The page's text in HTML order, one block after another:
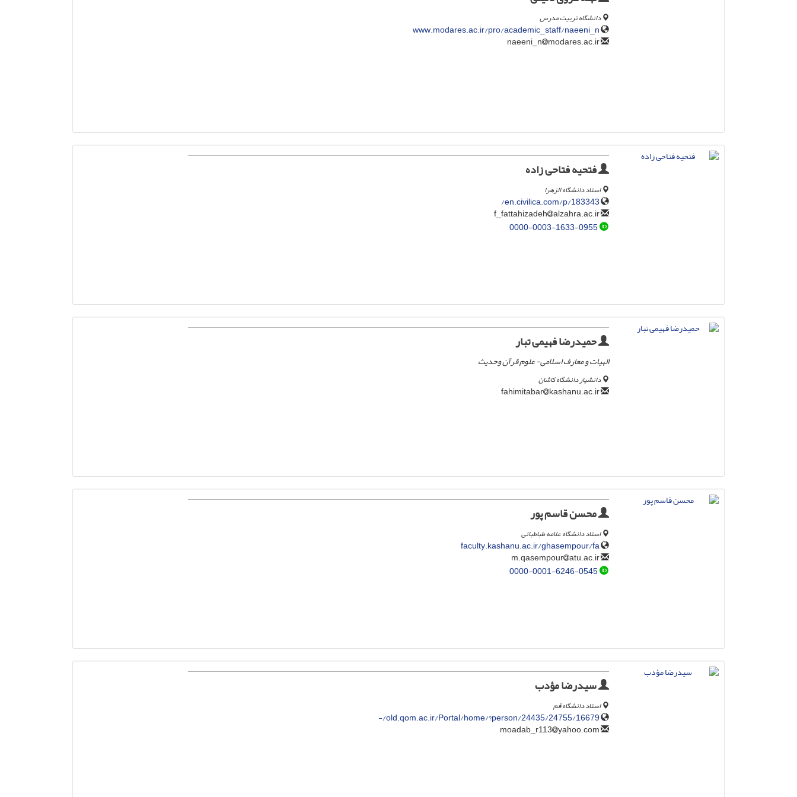
دانشگاه تربیت مدرس
www.modares.ac.ir/pro/academic_staff/naeeni_n
modares.ac.ir
فتحیه فتاحی زاده
استاد دانشگاه الزهرا
en.civilica.com/p/183343/
alzahra.ac.ir
0000-0003-1633-0955
حمیدرضا فهیمی تبار
الهیات و معارف اسلامی- علوم قرآن وحدیث
دانشیار دانشگاه کاشان
kashanu.ac.ir
محسن قاسم پور
استاد دانشگاه علامه طباطبائی
faculty.kashanu.ac.ir/ghasempour/fa
atu.ac.ir
0000-0001-6246-0545
سیدرضا مؤدب
استاد دانشگاه قم
old.qom.ac.ir/Portal/home/?person/24435/24755/16679/-
yahoo.com